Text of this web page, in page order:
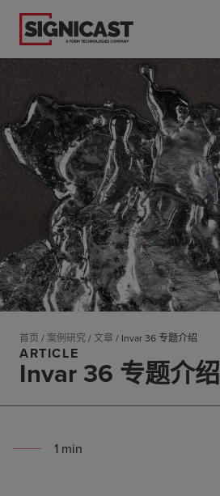
首页 / 案例研究/ 文章 / Invar 36 专题介绍
ARTICLE
Invar 36 专题介绍
1 min